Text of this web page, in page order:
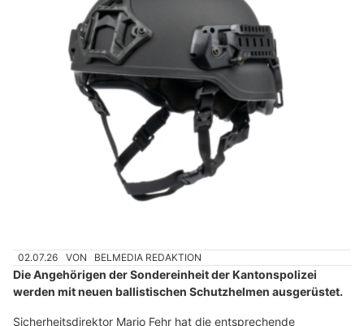
02.07.26 VON BELMEDIA REDAKTION
Die Angehörigen der Sondereinheit der Kantonspolizei
werden mit neuen ballistischen Schutzhelmen ausgerüstet.
Sicherheitsdirektor Mario Fehr hat die entsprechende